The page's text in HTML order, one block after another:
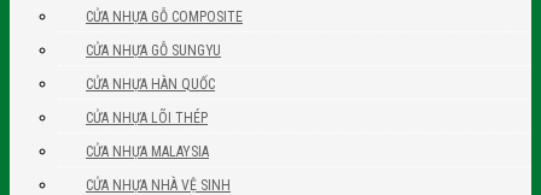
CỬA NHỰA GỖ COMPOSITE
CỬA NHỰA GỖ SUNGYU
CỬA NHỰA HÀN QUỐC
CỬA NHỰA LÕI THÉP
CỬA NHỰA MALAYSIA
CỬA NHỰA NHÀ VỆ SINH